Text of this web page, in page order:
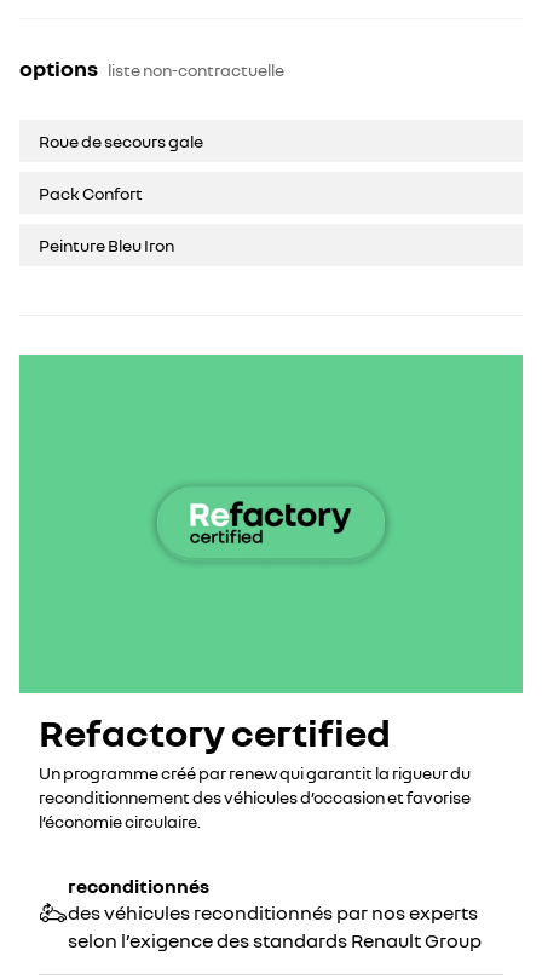
options liste non-contractuelle
Roue de secours gale
Pack Confort
Peinture Bleu Iron
Refactory certified
Un programme créé par renew qui garantit la rigueur du
reconditionnement des véhicules d’occasion et favorise
l’économie circulaire.
reconditionnés
des véhicules reconditionnés par nos experts
selon l’exigence des standards Renault Group